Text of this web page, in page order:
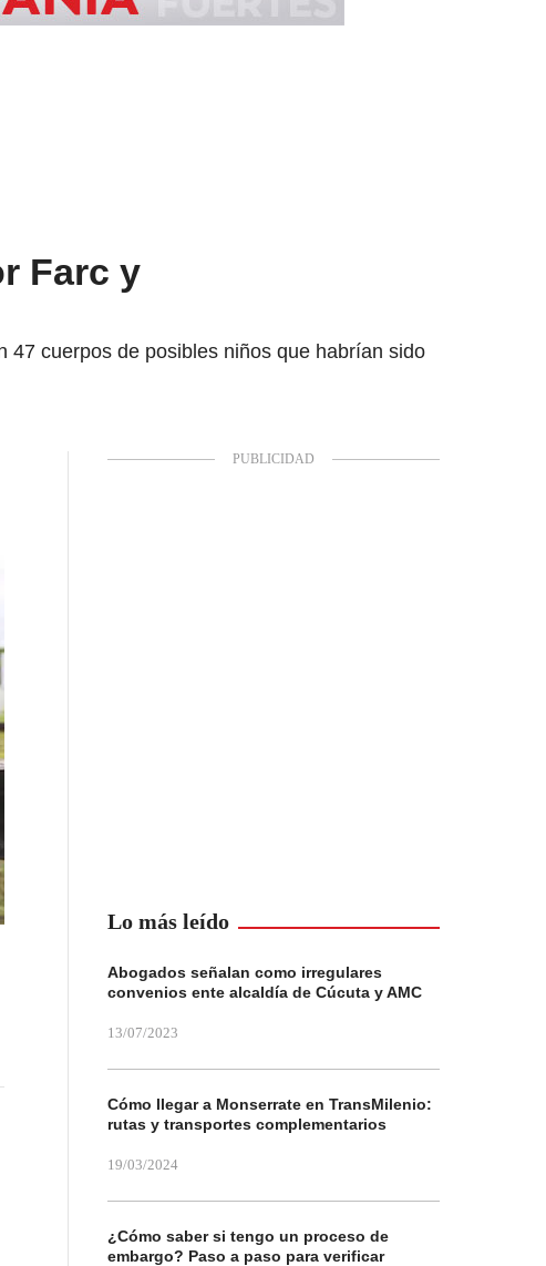
Farc y
47 cuerpos de posibles niños que habrían sido
Lo más leído
Abogados señalan como irregulares
convenios ente alcaldía de Cúcuta y AMC
13/07/2023
Cómo llegar a Monserrate en TransMilenio:
rutas y transportes complementarios
19/03/2024
¿Cómo saber si tengo un proceso de
embargo? Paso a paso para verificar